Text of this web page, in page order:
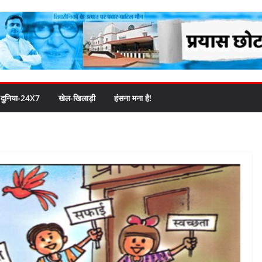
दुनिया-24X7 खेल-खिलाड़ी हंसना मना है!